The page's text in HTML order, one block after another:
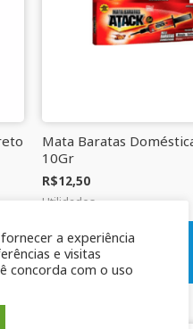
Mata Baratas
10Gr
R$12,50
Utilidades
ADICIONAR AO
CARRINHO
a experiência
e visitas
concorda com o uso